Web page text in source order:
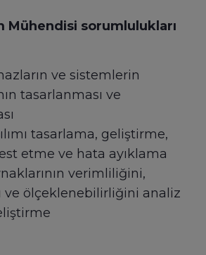
Mühendisi sorumlulukları
ve sistemlerin
tasarlanması ve
tasarlama, geliştirme,
etme ve hata ayıklama
verimliliğini,
ve ölçeklenebilirliğini analiz